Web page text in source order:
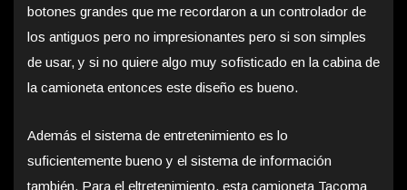
botones grandes que me recordaron a un controlador de
los antiguos pero no impresionantes pero si son simples
de usar, y si no quiere algo muy sofisticado en la cabina de
la camioneta entonces este diseño es bueno.
Además el sistema de entretenimiento es lo
suficientemente bueno y el sistema de información
también. Para el eltretenimiento, esta camioneta Tacoma